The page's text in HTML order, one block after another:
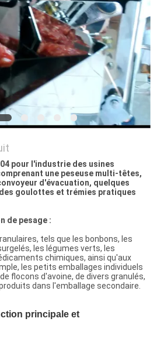
pour l'industrie des usines
une peseuse multi-têtes,
d'évacuation, quelques
goulottes et trémies pratiques
de pesage :
tels que les bonbons, les
les légumes verts, les
chimiques, ainsi qu'aux
les petits emballages individuels
flocons d'avoine, de divers granulés,
dans l'emballage secondaire.
principale et